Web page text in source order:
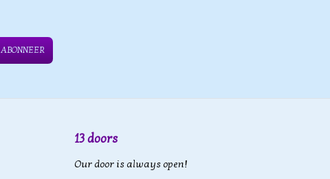
ABONNEER
13 doors
Our door is always open!